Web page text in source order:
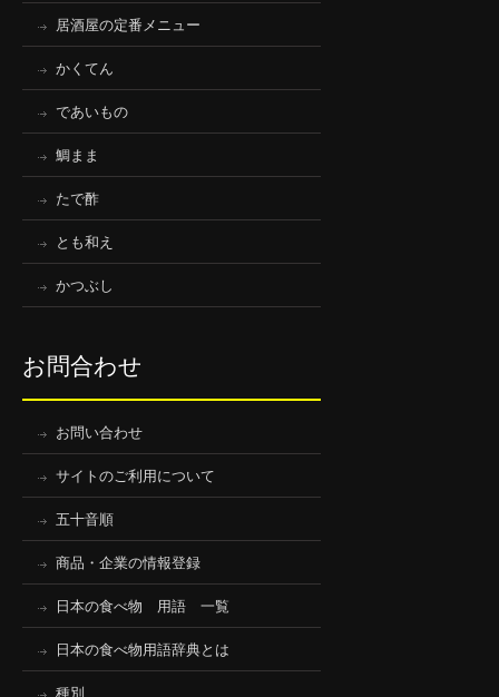
居酒屋の定番メニュー
かくてん
であいもの
鯛まま
たで酢
とも和え
かつぶし
お問合わせ
お問い合わせ
サイトのご利用について
五十音順
商品・企業の情報登録
日本の食べ物 用語 一覧
日本の食べ物用語辞典とは
種別